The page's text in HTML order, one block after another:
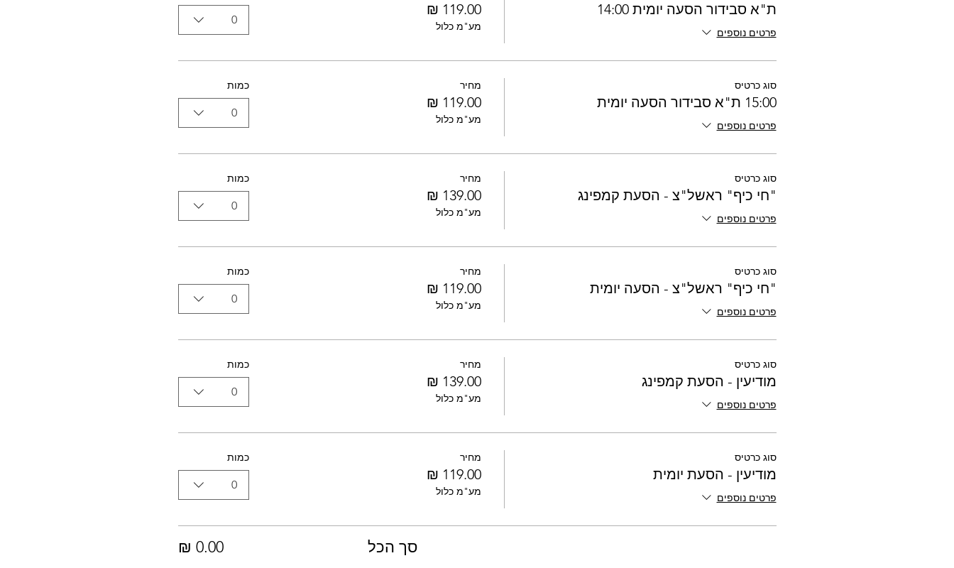
ת"א סבידור הסעה יומית 14:00
פרטים נוספים
מע"מ כלול 0
סוג כרטיס
15:00 ת"א סבידור הסעה יומית
פרטים נוספים
מחיר
מע"מ כלול
כמות
0
סוג כרטיס
"חי כיף" ראשל"צ - הסעת קמפינג
פרטים נוספים
מחיר
מע"מ כלול
כמות
0
סוג כרטיס
"חי כיף" ראשל"צ - הסעה יומית
פרטים נוספים
מחיר
מע"מ כלול
כמות
0
סוג כרטיס
מודיעין - הסעת קמפינג
פרטים נוספים
מחיר
מע"מ כלול
כמות
0
סוג כרטיס
מודיעין - הסעת יומית
פרטים נוספים
מחיר
מע"מ כלול
כמות
0
סך הכל ‏0.00 ‏₪